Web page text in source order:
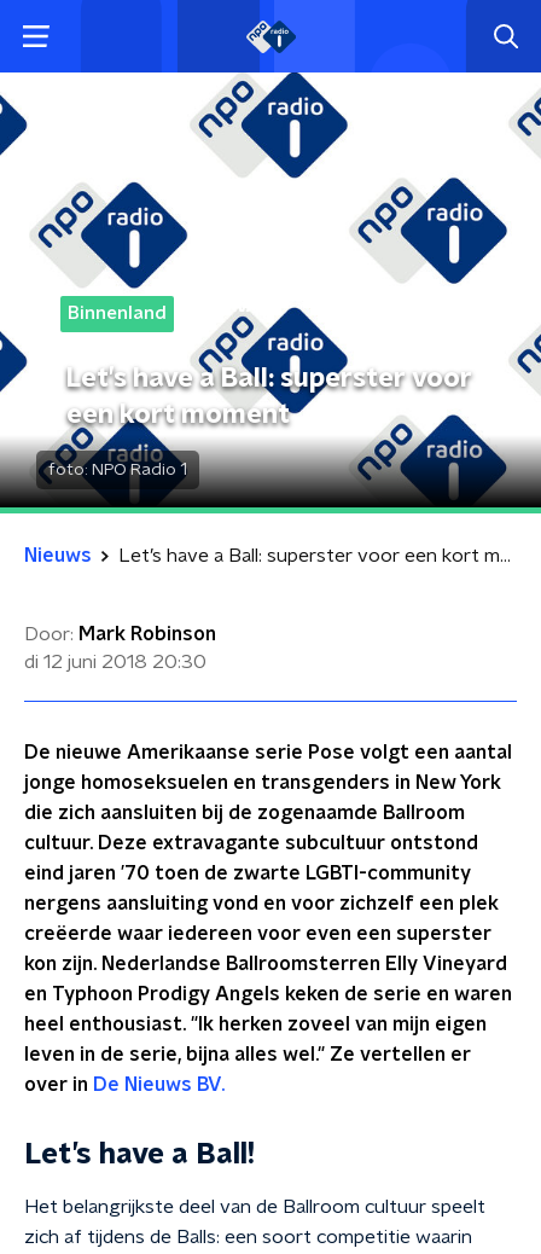
Binnenland
Let’s have a Ball: superster voor
een kort moment
foto: NPO Radio 1
Nieuws Let’s have a Ball: superster voor een kort moment
Door: Mark Robinson
di 12 juni 2018 20:30
De nieuwe Amerikaanse serie Pose volgt een aantal
jonge homoseksuelen en transgenders in New York
die zich aansluiten bij de zogenaamde Ballroom
cultuur. Deze extravagante subcultuur ontstond
eind jaren ’70 toen de zwarte LGBTI-community
nergens aansluiting vond en voor zichzelf een plek
creëerde waar iedereen voor even een superster
kon zijn. Nederlandse Ballroomsterren Elly Vineyard
en Typhoon Prodigy Angels keken de serie en waren
heel enthousiast. "Ik herken zoveel van mijn eigen
leven in de serie, bijna alles wel." Ze vertellen er
over in De Nieuws BV.
Let’s have a Ball!
Het belangrijkste deel van de Ballroom cultuur speelt
zich af tijdens de Balls: een soort competitie waarin